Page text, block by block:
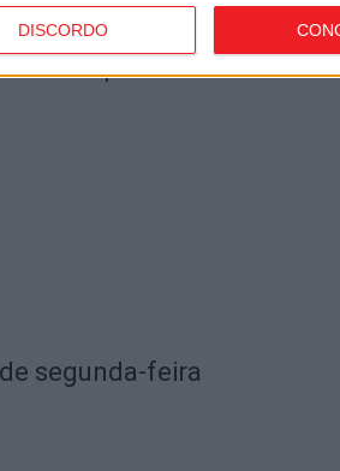
DISCORDO
a temporada
segunda-feira
7